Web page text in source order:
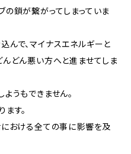
の鎖が繋がってしまっていま
んで、マイナスエネルギーと
んどん悪い方へと進ませてしま
うもできません。
す。
における全ての事に影響を及